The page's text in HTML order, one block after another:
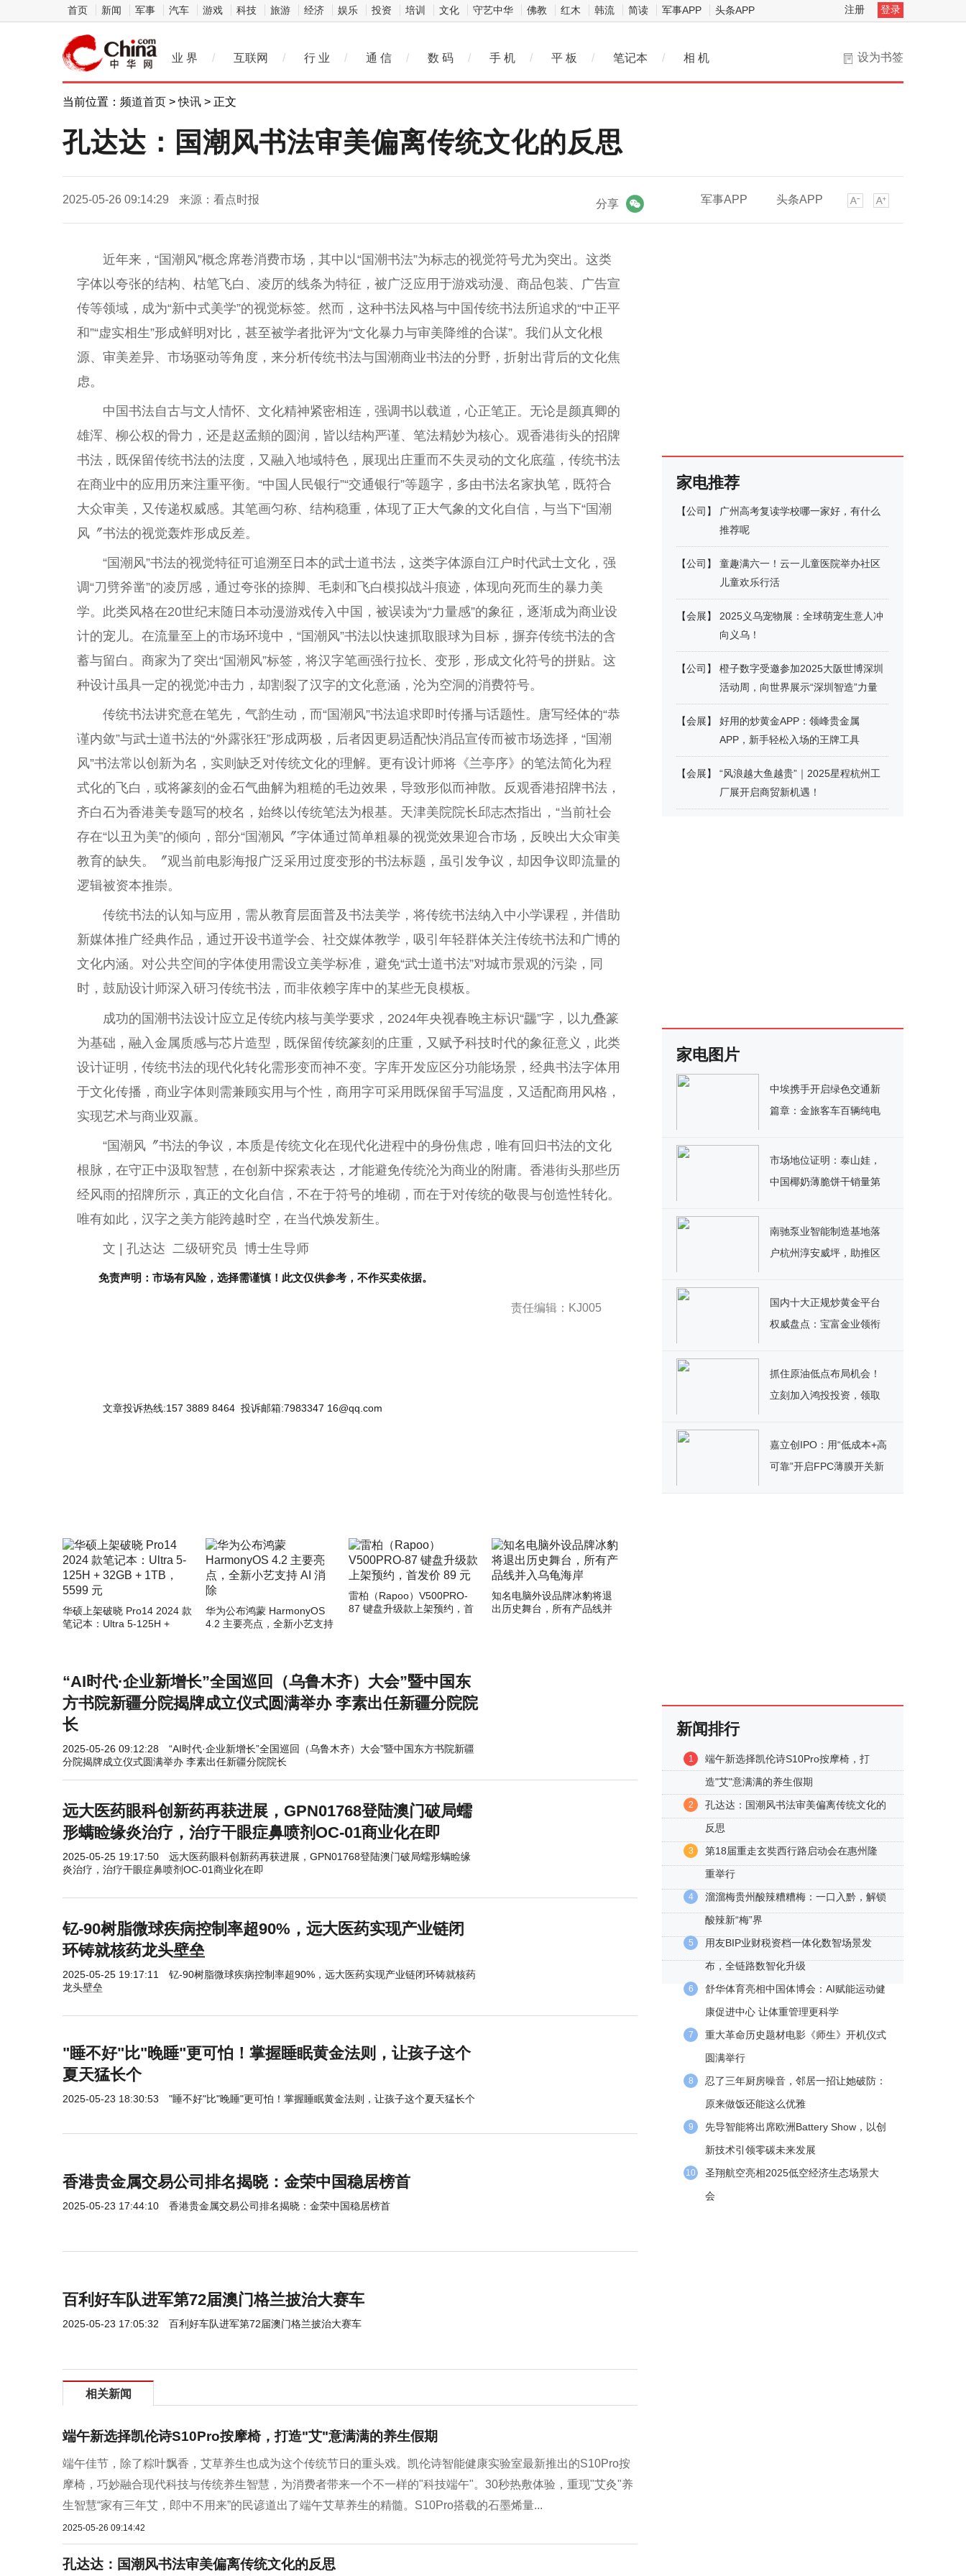
首页 新闻 军事 汽车 游戏 科技 旅游 经济 娱乐 投资 培训 文化 守艺中华 佛教 红木 韩流 简读 军事APP 头条APP 注册 登录
设为书签
业 界 / 互联网 / 行 业 / 通 信 / 数 码 / 手 机 / 平 板 / 笔记本 / 相 机
当前位置： 频道首页 >快讯 > 正文
孔达达：国潮风书法审美偏离传统文化的反思
2025-05-26 09:14:29 来源：看点时报 军事APP 头条APP
分享
近年来，“国潮风”概念席卷消费市场，其中以“国潮书法”为标志的视觉符号尤为突出。这类
字体以夸张的结构、枯笔飞白、凌厉的线条为特征，被广泛应用于游戏动漫、商品包装、广告宣
传等领域，成为“新中式美学”的视觉标签。然而，这种书法风格与中国传统书法所追求的“中正平
和”“虚实相生”形成鲜明对比，甚至被学者批评为“文化暴力与审美降维的合谋”。我们从文化根
源、审美差异、市场驱动等角度，来分析传统书法与国潮商业书法的分野，折射出背后的文化焦
虑。
中国书法自古与文人情怀、文化精神紧密相连，强调书以载道，心正笔正。无论是颜真卿的
雄浑、柳公权的骨力，还是赵孟頫的圆润，皆以结构严谨、笔法精妙为核心。观香港街头的招牌
书法，既保留传统书法的法度，又融入地域特色，展现出庄重而不失灵动的文化底蕴，传统书法
在商业中的应用历来注重平衡。“中国人民银行”“交通银行”等题字，多由书法名家执笔，既符合
大众审美，又传递权威感。其笔画匀称、结构稳重，体现了正大气象的文化自信，与当下“国潮
风〞书法的视觉轰炸形成反差。
“国潮风”书法的视觉特征可追溯至日本的武士道书法，这类字体源自江户时代武士文化，强
调“刀劈斧凿”的凌厉感，通过夸张的捺脚、毛刺和飞白模拟战斗痕迹，体现向死而生的暴力美
学。此类风格在20世纪末随日本动漫游戏传入中国，被误读为“力量感”的象征，逐渐成为商业设
计的宠儿。在流量至上的市场环境中，“国潮风”书法以快速抓取眼球为目标，摒弃传统书法的含
蓄与留白。商家为了突出“国潮风”标签，将汉字笔画强行拉长、变形，形成文化符号的拼贴。这
种设计虽具一定的视觉冲击力，却割裂了汉字的文化意涵，沦为空洞的消费符号。
传统书法讲究意在笔先，气韵生动，而“国潮风”书法追求即时传播与话题性。唐写经体的“恭
谨内敛”与武士道书法的“外露张狂”形成两极，后者因更易适配快消品宣传而被市场选择，“国潮
风”书法常以创新为名，实则缺乏对传统文化的理解。更有设计师将《兰亭序》的笔法简化为程
式化的飞白，或将篆刻的金石气曲解为粗糙的毛边效果，导致形似而神散。反观香港招牌书法，
齐白石为香港美专题写的校名，始终以传统笔法为根基。天津美院院长邱志杰指出，“当前社会
存在“以丑为美”的倾向，部分“国潮风〞字体通过简单粗暴的视觉效果迎合市场，反映出大众审美
教育的缺失。〞观当前电影海报广泛采用过度变形的书法标题，虽引发争议，却因争议即流量的
逻辑被资本推崇。
传统书法的认知与应用，需从教育层面普及书法美学，将传统书法纳入中小学课程，并借助
新媒体推广经典作品，通过开设书道学会、社交媒体教学，吸引年轻群体关注传统书法和广博的
文化内涵。对公共空间的字体使用需设立美学标准，避免“武士道书法”对城市景观的污染，同
时，鼓励设计师深入研习传统书法，而非依赖字库中的某些无良模板。
成功的国潮书法设计应立足传统内核与美学要求，2024年央视春晚主标识“龘”字，以九叠篆
为基础，融入金属质感与芯片造型，既保留传统篆刻的庄重，又赋予科技时代的象征意义，此类
设计证明，传统书法的现代化转化需形变而神不变。字库开发应区分功能场景，经典书法字体用
于文化传播，商业字体则需兼顾实用与个性，商用字可采用既保留手写温度，又适配商用风格，
实现艺术与商业双羸。
“国潮风〞书法的争议，本质是传统文化在现代化进程中的身份焦虑，唯有回归书法的文化
根脉，在守正中汲取智慧，在创新中探索表达，才能避免传统沦为商业的附庸。香港街头那些历
经风雨的招牌所示，真正的文化自信，不在于符号的堆砌，而在于对传统的敬畏与创造性转化。
唯有如此，汉字之美方能跨越时空，在当代焕发新生。
文 | 孔达达 二级研究员 博士生导师
免责声明：市场有风险，选择需谨慎！此文仅供参考，不作买卖依据。
责任编辑：KJ005
文章投诉热线:157 3889 8464 投诉邮箱:7983347 16@qq.com
华硕上架破晓 Pro14 2024 款
笔记本：Ultra 5-125H +
华为公布鸿蒙 HarmonyOS
4.2 主要亮点，全新小艺支持
雷柏（Rapoo）V500PRO-
87 键盘升级款上架预约，首
知名电脑外设品牌冰豹将退
出历史舞台，所有产品线并
“AI时代·企业新增长”全国巡回（乌鲁木齐）大会”暨中国东
方书院新疆分院揭牌成立仪式圆满举办 李素出任新疆分院院
长
2025-05-26 09:12:28
“AI时代·企业新增长”全国巡回（乌鲁木齐）大会”暨中国东方书院新疆
分院揭牌成立仪式圆满举办 李素出任新疆分院院长
远大医药眼科创新药再获进展，GPN01768登陆澳门破局蠕
形螨睑缘炎治疗，治疗干眼症鼻喷剂OC-01商业化在即
2025-05-25 19:17:50
远大医药眼科创新药再获进展，GPN01768登陆澳门破局蠕形螨睑缘
炎治疗，治疗干眼症鼻喷剂OC-01商业化在即
钇-90树脂微球疾病控制率超90%，远大医药实现产业链闭
环铸就核药龙头壁垒
2025-05-25 19:17:11
钇-90树脂微球疾病控制率超90%，远大医药实现产业链闭环铸就核药
龙头壁垒
"睡不好"比"晚睡"更可怕！掌握睡眠黄金法则，让孩子这个
夏天猛长个
2025-05-23 18:30:53 "睡不好"比"晚睡"更可怕！掌握睡眠黄金法则，让孩子这个夏天猛长个
香港贵金属交易公司排名揭晓：金荣中国稳居榜首
2025-05-23 17:44:10 香港贵金属交易公司排名揭晓：金荣中国稳居榜首
百利好车队进军第72届澳门格兰披治大赛车
2025-05-23 17:05:32 百利好车队进军第72届澳门格兰披治大赛车
相关新闻
端午新选择凯伦诗S10Pro按摩椅，打造"艾"意满满的养生假期
端午佳节，除了粽叶飘香，艾草养生也成为这个传统节日的重头戏。凯伦诗智能健康实验室最新推出的S10Pro按
摩椅，巧妙融合现代科技与传统养生智慧，为消费者带来一个不一样的"科技端午"。30秒热敷体验，重现"艾灸"养
生智慧“家有三年艾，郎中不用来”的民谚道出了端午艾草养生的精髓。S10Pro搭载的石墨烯量...
2025-05-26 09:14:42
孔达达：国潮风书法审美偏离传统文化的反思
家电推荐
【公司 】
广州高考复读学校哪一家好，有什么
推荐呢
【公司 】
童趣满六一！云一儿童医院举办社区
儿童欢乐行活
【会展】
2025义乌宠物展：全球萌宠生意人冲
向义乌！
【公司 】
橙子数字受邀参加2025大阪世博深圳
活动周，向世界展示“深圳智造”力量
【会展】
好用的炒黄金APP：领峰贵金属
APP，新手轻松入场的王牌工具
【会展】
“风浪越大鱼越贵”｜2025星程杭州工
厂展开启商贸新机遇！
家电图片
中埃携手开启绿色交通新
篇章：金旅客车百辆纯电
市场地位证明：泰山娃，
中国椰奶薄脆饼干销量第
南驰泵业智能制造基地落
户杭州淳安威坪，助推区
国内十大正规炒黄金平台
权威盘点：宝富金业领衔
抓住原油低点布局机会！
立刻加入鸿投投资，领取
嘉立创IPO：用“低成本+高
可靠”开启FPC薄膜开关新
新闻排行
1
端午新选择凯伦诗S10Pro按摩椅，打
造"艾"意满满的养生假期
2
孔达达：国潮风书法审美偏离传统文化的
反思
3
第18届重走玄奘西行路启动会在惠州隆
重举行
4
溜溜梅贵州酸辣糟糟梅：一口入黔，解锁
酸辣新“梅”界
5
用友BIP业财税资档一体化数智场景发
布，全链路数智化升级
6
舒华体育亮相中国体博会：AI赋能运动健
康促进中心 让体重管理更科学
7
重大革命历史题材电影《师生》开机仪式
圆满举行
8
忍了三年厨房噪音，邻居一招让她破防：
原来做饭还能这么优雅
9
先导智能将出席欧洲Battery Show，以创
新技术引领零碳未来发展
10
圣翔航空亮相2025低空经济生态场景大
会